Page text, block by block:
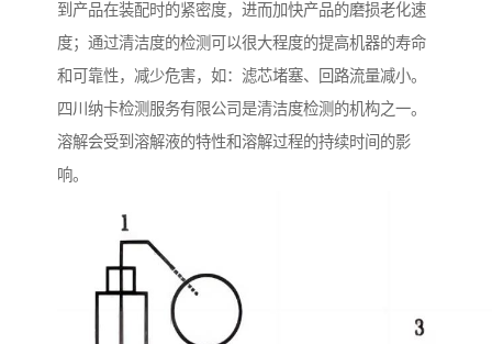
到产品在装配时的紧密度，进而加快产品的磨损老化速
度；通过清洁度的检测可以很大程度的提高机器的寿命
和可靠性，减少危害，如：滤芯堵塞、回路流量减小。
四川纳卡检测服务有限公司是清洁度检测的机构之一。
溶解会受到溶解液的特性和溶解过程的持续时间的影
响。